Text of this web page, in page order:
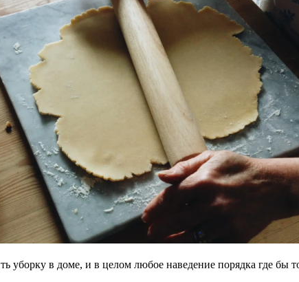
уборку в доме, и в целом любое наведение порядка где бы